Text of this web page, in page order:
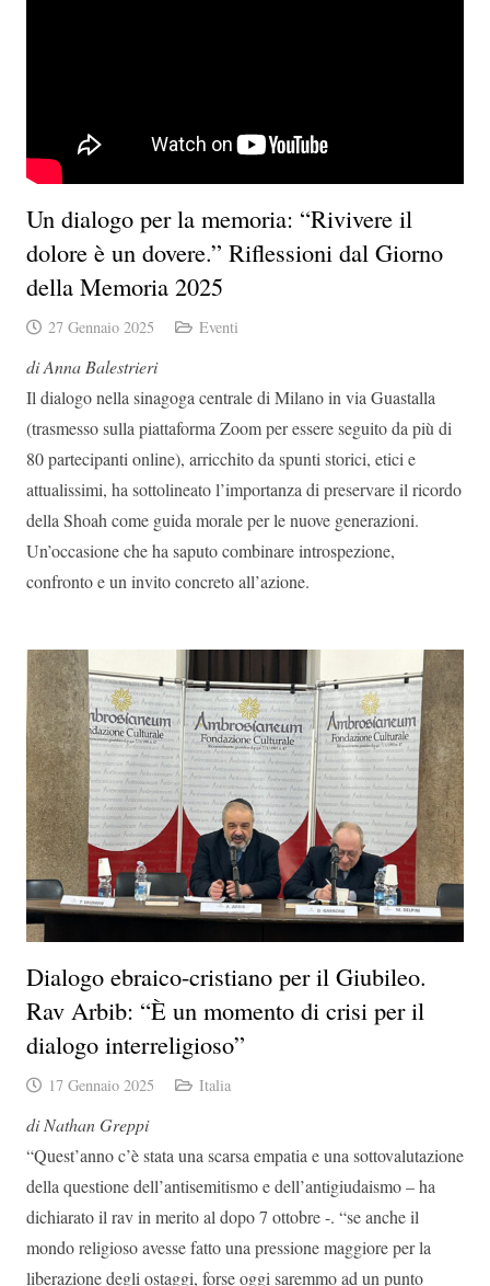
Un dialogo per la memoria: “Rivivere il
dolore è un dovere.” Riflessioni dal Giorno
della Memoria 2025
27 Gennaio 2025 Eventi
di Anna Balestrieri
Il dialogo nella sinagoga centrale di Milano in via Guastalla
(trasmesso sulla piattaforma Zoom per essere seguito da più di
80 partecipanti online), arricchito da spunti storici, etici e
attualissimi, ha sottolineato l’importanza di preservare il ricordo
della Shoah come guida morale per le nuove generazioni.
Un’occasione che ha saputo combinare introspezione,
confronto e un invito concreto all’azione.
Dialogo ebraico-cristiano per il Giubileo.
Rav Arbib: “È un momento di crisi per il
dialogo interreligioso”
17 Gennaio 2025 Italia
di Nathan Greppi
“Quest’anno c’è stata una scarsa empatia e una sottovalutazione
della questione dell’antisemitismo e dell’antigiudaismo – ha
dichiarato il rav in merito al dopo 7 ottobre -. “se anche il
mondo religioso avesse fatto una pressione maggiore per la
liberazione degli ostaggi, forse oggi saremmo ad un punto